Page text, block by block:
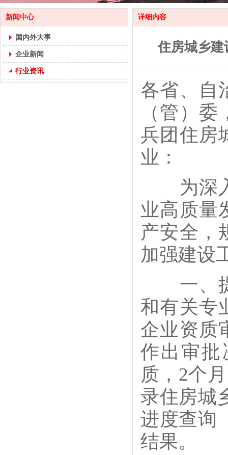
新闻中心
国内外大事
企业新闻
行业资讯
详细内容
住房城乡建
各省、自
（管）
兵团住房
业：
为深入
业高质量
产安全，
加强建设
一、提
和有关专
企业资质
作出审批
质，2个
录住房城
进度查询
结果。